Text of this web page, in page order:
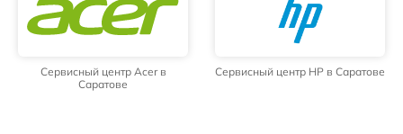
Сервисный центр Acer в
Саратове
Сервисный центр HP в Саратове